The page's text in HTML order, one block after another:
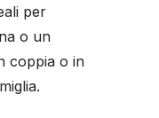
per
o un
coppia o in